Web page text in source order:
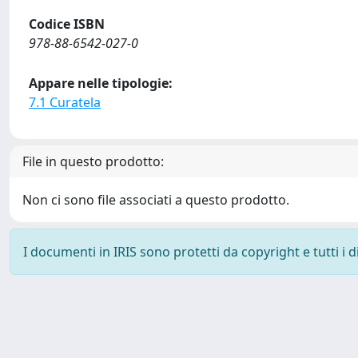
Codice ISBN
978-88-6542-027-0
Appare nelle tipologie:
7.1 Curatela
File in questo prodotto:
Non ci sono file associati a questo prodotto.
I documenti in IRIS sono protetti da copyright e tutti i